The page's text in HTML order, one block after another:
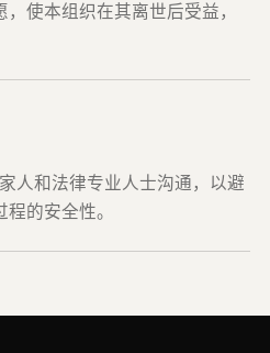
使本组织在其离世后受益，
人和法律专业人士沟通，以避
的安全性。